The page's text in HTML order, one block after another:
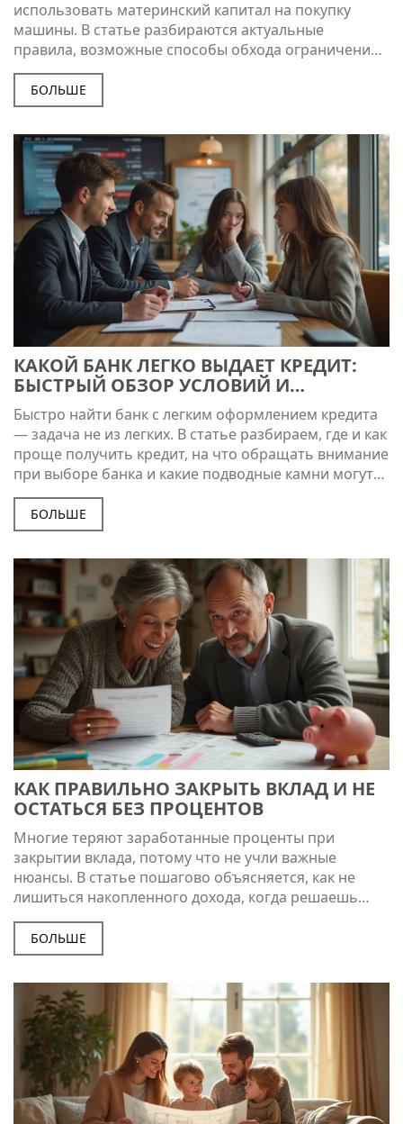
использовать материнский капитал на покупку
машины. В статье разбираются актуальные
правила, возможные способы обхода ограничений
и практические советы для тех, кто хочет улучшить
условия передвижения семьи. Обсуждаем мифы,
реальные истории и важные нюансы, чтобы не
сейчас, чтобы вложить маткапитал максимально
выгодно.
БОЛЬШЕ
КАКОЙ БАНК ЛЕГКО ВЫДАЕТ КРЕДИТ:
БЫСТРЫЙ ОБЗОР УСЛОВИЙ И
НЮАНСОВ
Быстро найти банк с легким оформлением кредита
— задача не из легких. В статье разбираем, где и как
проще получить кредит, на что обращать внимание
при выборе банка и какие подводные камни могут
ждать на пути. Даем советы, как повысить шансы на
одобрение и делимся списком банков с наиболее
простыми требованиями. Также расскажем о том,
ошибки и что делать в случае отказа.
БОЛЬШЕ
КАК ПРАВИЛЬНО ЗАКРЫТЬ ВКЛАД И НЕ
ОСТАТЬСЯ БЕЗ ПРОЦЕНТОВ
Многие теряют заработанные проценты при
закрытии вклада, потому что не учли важные
нюансы. В статье пошагово объясняется, как не
лишиться накопленного дохода, когда решаешь
расторгнуть договор или снять деньги. Читатель
узнает, какие условия банки чаще всего прячут в
договорах и как избежать ловушек. Здесь собраны
год. Экспертно, понятно и максимально полезно.
БОЛЬШЕ